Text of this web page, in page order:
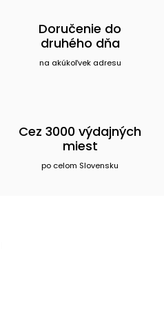
Doručenie do
druhého dňa
na akúkoľvek adresu
Cez 3000 výdajných
miest
po celom Slovensku